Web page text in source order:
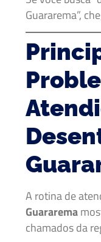
Guararema”,
A rotina de
Guararema
chamados da